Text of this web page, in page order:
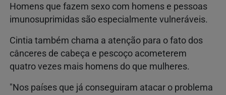
Homens que fazem sexo com homens e pessoas
imunosuprimidas são especialmente vulneráveis.
Cintia também chama a atenção para o fato dos
cânceres de cabeça e pescoço acometerem
quatro vezes mais homens do que mulheres.
"Nos países que já conseguiram atacar o problema